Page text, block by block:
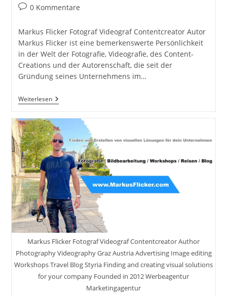
Beitrags-
0 Kommentare
Markus Flicker Fotograf Videograf Contentcreator Autor
Markus Flicker ist eine bemerkenswerte Persönlichkeit
in der Welt der Fotografie, Videografie, des Content-
Creations und der Autorenschaft, die seit der
Gründung seines Unternehmens im…
WeiterlesenMarkus
Flicker
Videograf
Contentcreator
Autor
Fotografie
Videografie
Graz
Österreich
Werbung
Bildbearbeitung
Workshops
Reiseblog
Steiermark
Visuelle
Lösungen
Für
Ihr
Unternehmen
Finden
Und
Erstellen
Gegründet
Markus Flicker Fotograf Videograf Contentcreator Author
Photography Videography Graz Austria Advertising Image editing
Workshops Travel Blog Styria Finding and creating visual solutions
for your company Founded in 2012 Werbeagentur
Marketingagentur